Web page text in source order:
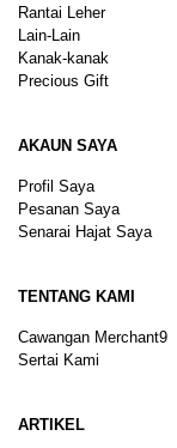
Rantai Leher
Lain-Lain
Kanak-kanak
Precious Gift
AKAUN SAYA
Profil Saya
Pesanan Saya
Senarai Hajat Saya
TENTANG KAMI
Cawangan Merchant9
Sertai Kami
ARTIKEL